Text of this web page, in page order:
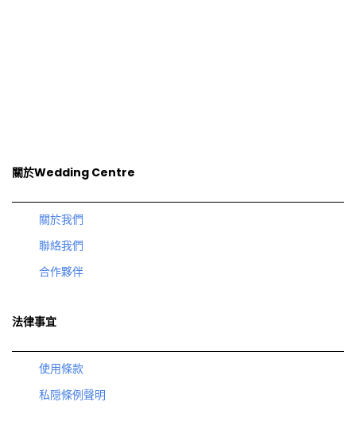
關於Wedding Centre
關於我們
聯絡我們
合作夥伴
法律事宜
使用條款
私隠條例聲明